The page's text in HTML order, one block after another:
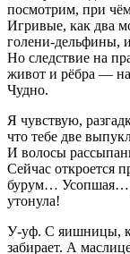
посмотрим, при
Игривые, как два
голени-дельфины,
Но следствие на
живот и рёбра —
Чудно.
Я чувствую,
что тебе две
И волосы
Сейчас откроется
бурум… Усопшая…
утонула!
У-уф. С яишницы,
забирает. А